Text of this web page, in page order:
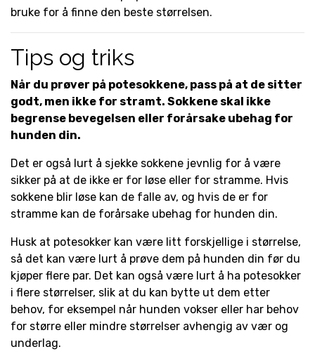
bruke for å finne den beste størrelsen.
Tips og triks
Når du prøver på potesokkene, pass på at de sitter
godt, men ikke for stramt. Sokkene skal ikke
begrense bevegelsen eller forårsake ubehag for
hunden din.
Det er også lurt å sjekke sokkene jevnlig for å være
sikker på at de ikke er for løse eller for stramme. Hvis
sokkene blir løse kan de falle av, og hvis de er for
stramme kan de forårsake ubehag for hunden din.
Husk at potesokker kan være litt forskjellige i størrelse,
så det kan være lurt å prøve dem på hunden din før du
kjøper flere par. Det kan også være lurt å ha potesokker
i flere størrelser, slik at du kan bytte ut dem etter
behov, for eksempel når hunden vokser eller har behov
for større eller mindre størrelser avhengig av vær og
underlag.